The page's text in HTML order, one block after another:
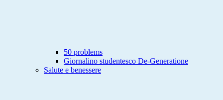
50 problems
Giornalino studentesco De-Generatione
Salute e benessere